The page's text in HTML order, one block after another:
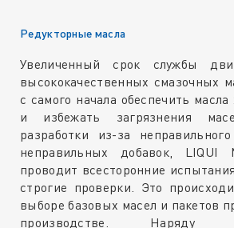
Редукторные масла
Увеличенный срок службы
высококачественных смазочных
с самого начала обеспечить
и избежать загрязнения
разработки из-за
неправильных добавок, LIQUI
проводит всесторонние
строгие проверки. Это
выборе базовых масел и пакетов
производстве.